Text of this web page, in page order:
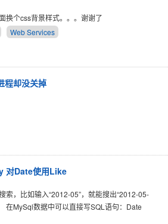
换个css背景样式。。。谢谢了
Web Services
程却没关掉
对Date使用Like
索，比如输入“2012-05”，就能搜出“2012-05-
在MySql数据中可以直接写SQL语句：Date